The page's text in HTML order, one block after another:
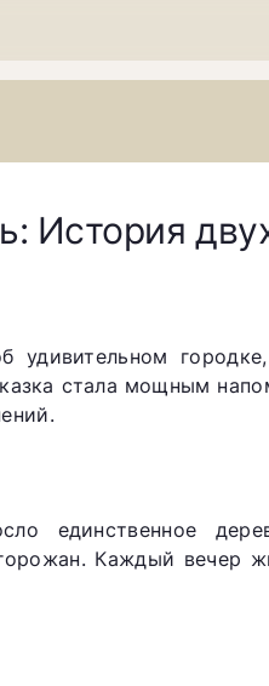
История
удивительном
стала мощным
единственное
Каждый вечер